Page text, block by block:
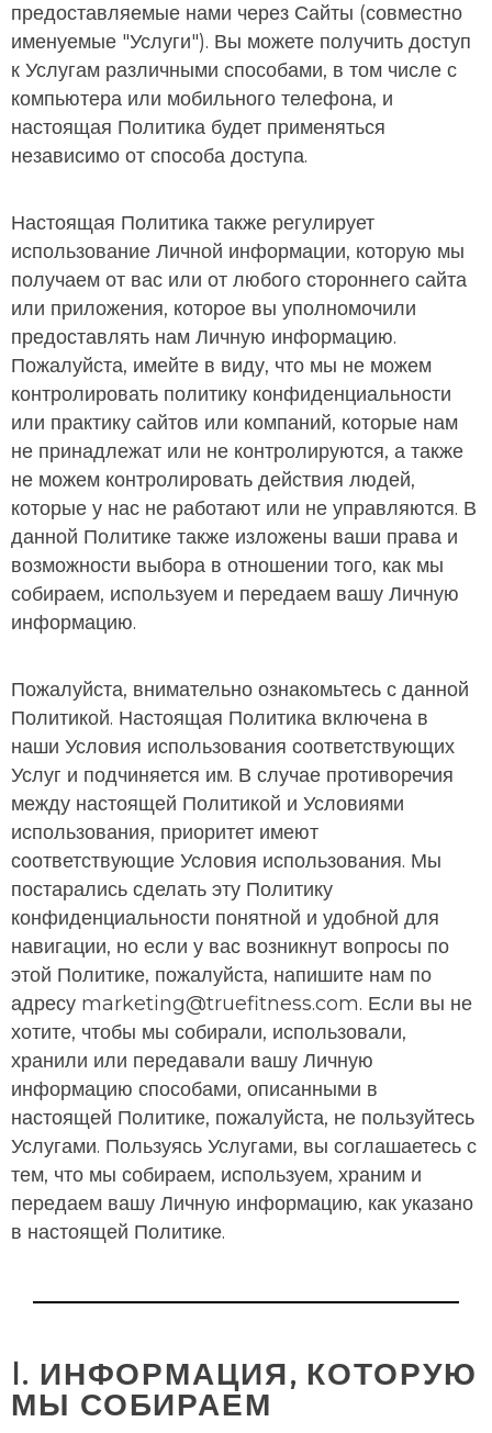
предоставляемые нами через Сайты (совместно
именуемые "Услуги"). Вы можете получить доступ
к Услугам различными способами, в том числе с
компьютера или мобильного телефона, и
настоящая Политика будет применяться
независимо от способа доступа.
Настоящая Политика также регулирует
использование Личной информации, которую мы
получаем от вас или от любого стороннего сайта
или приложения, которое вы уполномочили
предоставлять нам Личную информацию.
Пожалуйста, имейте в виду, что мы не можем
контролировать политику конфиденциальности
или практику сайтов или компаний, которые нам
не принадлежат или не контролируются, а также
не можем контролировать действия людей,
которые у нас не работают или не управляются. В
данной Политике также изложены ваши права и
возможности выбора в отношении того, как мы
собираем, используем и передаем вашу Личную
информацию.
Пожалуйста, внимательно ознакомьтесь с данной
Политикой. Настоящая Политика включена в
наши Условия использования соответствующих
Услуг и подчиняется им. В случае противоречия
между настоящей Политикой и Условиями
использования, приоритет имеют
соответствующие Условия использования. Мы
постарались сделать эту Политику
конфиденциальности понятной и удобной для
навигации, но если у вас возникнут вопросы по
этой Политике, пожалуйста, напишите нам по
адресу marketing@truefitness.com. Если вы не
хотите, чтобы мы собирали, использовали,
хранили или передавали вашу Личную
информацию способами, описанными в
настоящей Политике, пожалуйста, не пользуйтесь
Услугами. Пользуясь Услугами, вы соглашаетесь с
тем, что мы собираем, используем, храним и
передаем вашу Личную информацию, как указано
в настоящей Политике.
I. ИНФОРМАЦИЯ, КОТОРУЮ
МЫ СОБИРАЕМ